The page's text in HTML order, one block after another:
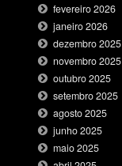
fevereiro 2026
janeiro 2026
dezembro 2025
novembro 2025
outubro 2025
setembro 2025
agosto 2025
junho 2025
maio 2025